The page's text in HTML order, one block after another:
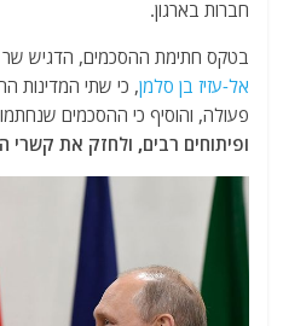
חברות בארגון.
בטקס חתימת ההסכמים, הדגיש שר
אל-עזיז בן סלמן, כי שתי המדינות
פעולה, והוסיף כי ההסכמים
ופיתוחים רבים, ולחזק את קשרי